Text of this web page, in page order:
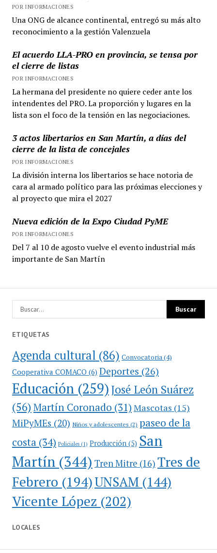
POR INFORMACIONES
Una ONG de alcance continental, entregó su más alto
reconocimiento a la gestión Valenzuela
El acuerdo LLA-PRO en provincia, se tensa por
el cierre de listas
POR INFORMACIONES
La hermana del presidente no quiere ceder ante los
intendentes del PRO. La proporción y lugares en la
lista son el foco de la tensión en las negociaciones.
3 actos libertarios en San Martín, a días del
cierre de la lista de concejales
POR INFORMACIONES
La división interna los libertarios se hace notoria de
cara al armado político para las próximas elecciones y
al proyecto que mira el 2027
Nueva edición de la Expo Ciudad PyME
POR INFORMACIONES
Del 7 al 10 de agosto vuelve el evento industrial más
importante de San Martín
ETIQUETAS
Agenda cultural (86) Convocatoria (4)
Cooperativa COMACO(6) Deportes (26)
Educación(259)José León Suárez
(56)Martín Coronado (31) Mascotas (15)
MiPyMEs (20) Niños y adolescentes (2) paseo de la
costa(34) Policiales(1) Producción(5) San
Martín(344) Tren Mitre (16) Tres de
Febrero (194)UNSAM (144)
Vicente López (202)
LOCALES